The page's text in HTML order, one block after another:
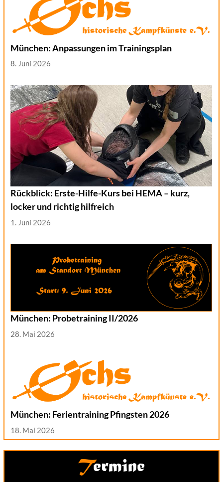
München: Anpassungen im Trainingsplan
8. Juni 2026
Rückblick: Erste-Hilfe-Kurs bei HEMA – kurz,
locker und richtig hilfreich
1. Juni 2026
München: Probetraining II/2026
28. Mai 2026
München: Ferientraining Pfingsten 2026
18. Mai 2026
Termine